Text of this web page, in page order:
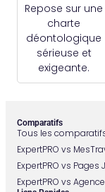
Repose sur une
charte
déontologique
sérieuse et
exigeante.
Comparatifs
Tous les
ExpertPRO vs
ExpertPRO vs Pages
ExpertPRO vs